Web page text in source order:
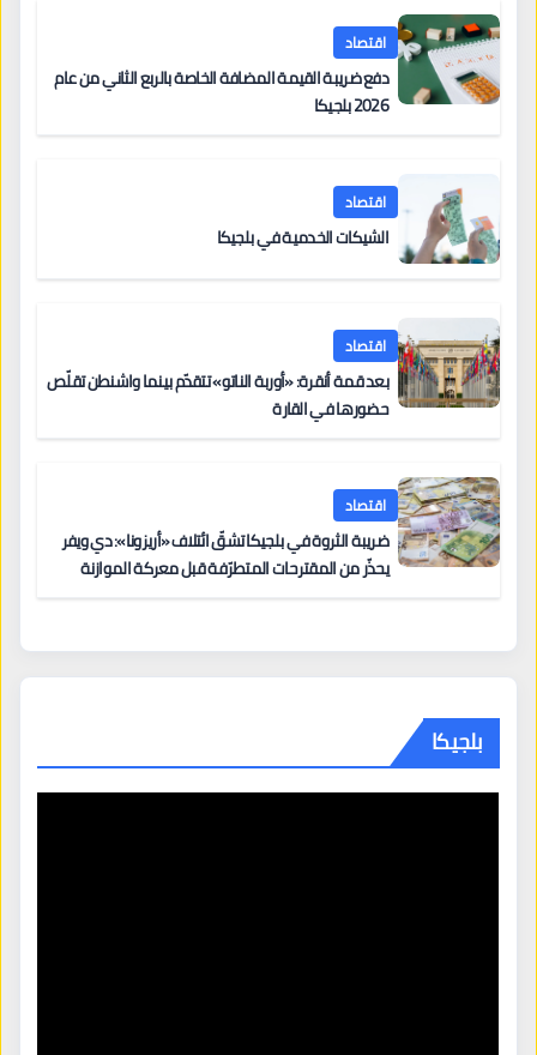
اقتصاد
دفع ضريبة القيمة المضافة الخاصة بالربع الثاني من عام
2026 بلجيكا
اقتصاد
الشيكات الخدمية في بلجيكا
اقتصاد
بعد قمة أنقرة: «أوربة الناتو» تتقدّم بينما واشنطن تقلّص
حضورها في القارة
اقتصاد
ضريبة الثروة في بلجيكا تشقّ ائتلاف «أريزونا»: دي ويفر
يحذّر من المقترحات المتطرّفة قبل معركة الموازنة
بلجيكا